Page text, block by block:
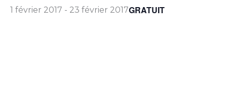
1 février 2017 - 23 février 2017GRATUIT